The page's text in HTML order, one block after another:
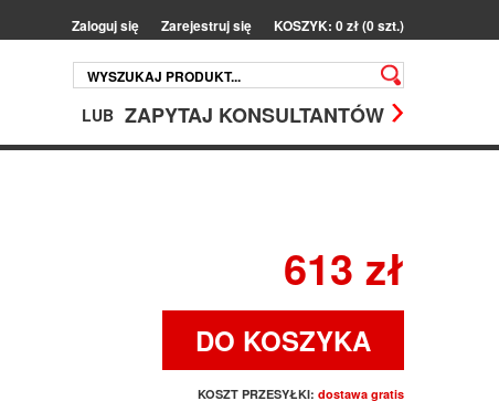
Zaloguj się Zarejestruj się KOSZYK: 0 zł (0 szt.)
LUB ZAPYTAJ KONSULTANTÓW
613 zł
DO KOSZYKA
KOSZT PRZESYŁKI: dostawa gratis